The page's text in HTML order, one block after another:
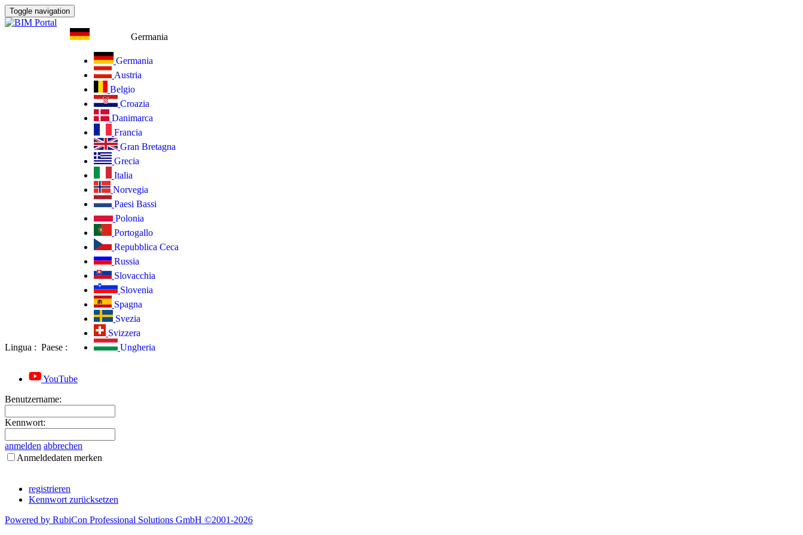
Toggle navigation
Lingua : Paese :
Germania
Germania
Austria
Belgio
Croazia
Danimarca
Francia
Gran Bretagna
Grecia
Italia
Norvegia
Paesi Bassi
Polonia
Portogallo
Repubblica Ceca
Russia
Slovacchia
Slovenia
Spagna
Svezia
Svizzera
Ungheria
YouTube
Benutzername:
Kennwort:
anmelden abbrechen
Anmeldedaten merken
registrieren
Kennwort zurücksetzen
Powered by RubiCon Professional Solutions GmbH ©2001-2026